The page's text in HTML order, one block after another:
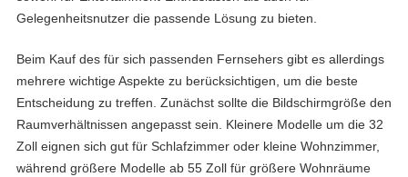
Gelegenheitsnutzer die passende Lösung zu bieten.
Beim Kauf des für sich passenden Fernsehers gibt es allerdings
mehrere wichtige Aspekte zu berücksichtigen, um die beste
Entscheidung zu treffen. Zunächst sollte die Bildschirmgröße den
Raumverhältnissen angepasst sein. Kleinere Modelle um die 32
Zoll eignen sich gut für Schlafzimmer oder kleine Wohnzimmer,
während größere Modelle ab 55 Zoll für größere Wohnräume